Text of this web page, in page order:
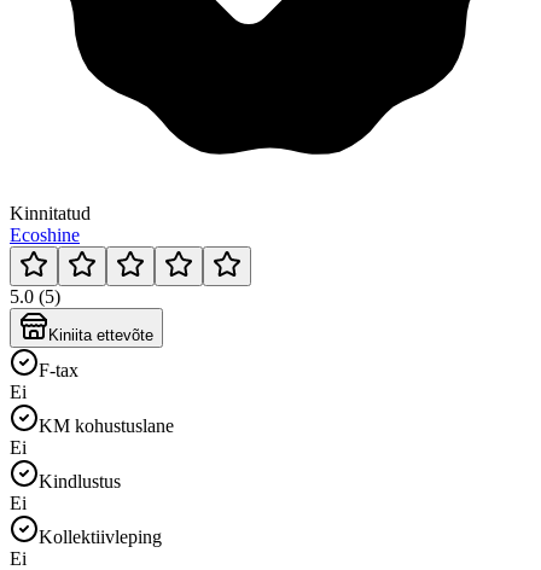
Kinnitatud
Ecoshine
5.0 (5)
Kiniita ettevõte
F-tax
Ei
KM kohustuslane
Ei
Kindlustus
Ei
Kollektiivleping
Ei